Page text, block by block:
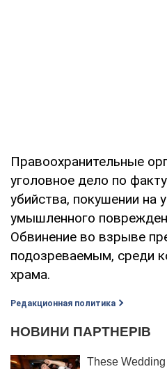
Правоохранительные
уголовное дело по
убийства, покушении на
умышленного
Обвинение во взрыве
подозреваемым, среди
храма.
Редакционная политика